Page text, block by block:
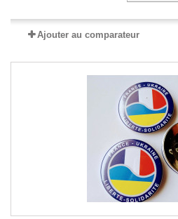
Ajouter au comparateur